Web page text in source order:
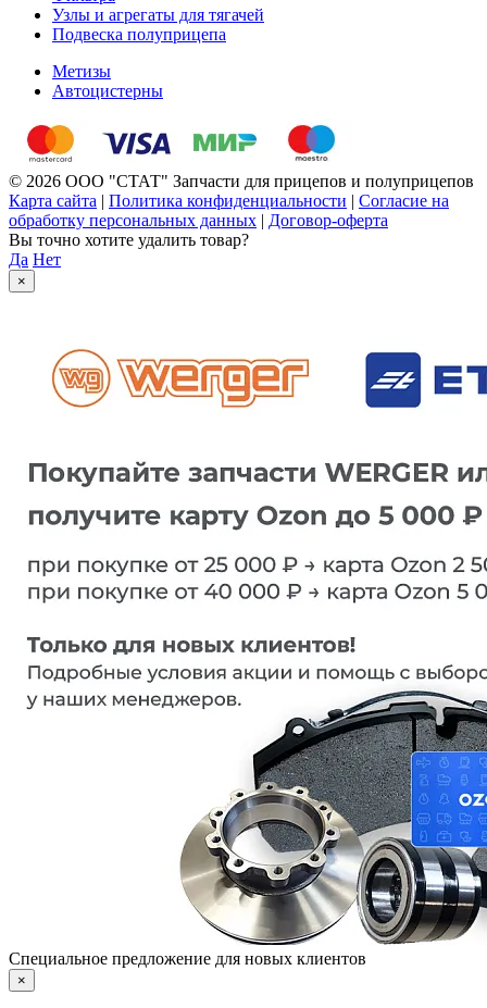
Узлы и агрегаты для тягачей
Подвеска полуприцепа
Метизы
Автоцистерны
© 2026 ООО "СТАТ" Запчасти для прицепов и полуприцепов
Карта сайта | Политика конфиденциальности | Согласие на
обработку персональных данных | Договор-оферта
Вы точно хотите удалить товар?
Да Нет
×
Специальное предложение для новых клиентов
×